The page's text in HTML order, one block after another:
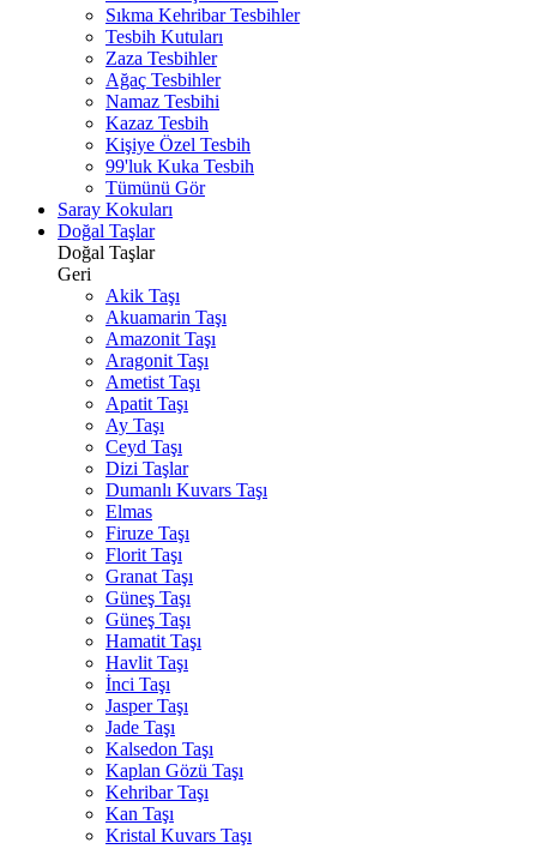
Sıkma Kehribar Tesbihler
Tesbih Kutuları
Zaza Tesbihler
Ağaç Tesbihler
Namaz Tesbihi
Kazaz Tesbih
Kişiye Özel Tesbih
99'luk Kuka Tesbih
Tümünü Gör
Saray Kokuları
Doğal Taşlar
Doğal Taşlar
Geri
Akik Taşı
Akuamarin Taşı
Amazonit Taşı
Aragonit Taşı
Ametist Taşı
Apatit Taşı
Ay Taşı
Ceyd Taşı
Dizi Taşlar
Dumanlı Kuvars Taşı
Elmas
Firuze Taşı
Florit Taşı
Granat Taşı
Güneş Taşı
Güneş Taşı
Hamatit Taşı
Havlit Taşı
İnci Taşı
Jasper Taşı
Jade Taşı
Kalsedon Taşı
Kaplan Gözü Taşı
Kehribar Taşı
Kan Taşı
Kristal Kuvars Taşı